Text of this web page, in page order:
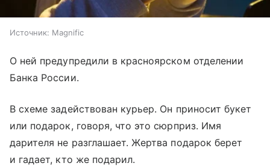
Источник: Magnific
О ней предупредили в красноярском отделении
Банка России.
В схеме задействован курьер. Он приносит букет
или подарок, говоря, что это сюрприз. Имя
дарителя не разглашает. Жертва подарок берет
и гадает, кто же подарил.